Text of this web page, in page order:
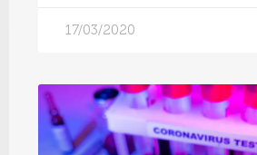
17/03/2020